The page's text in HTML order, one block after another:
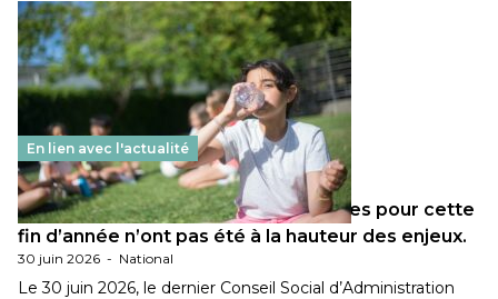
En lien avec l'actualité
Les décisions ministérielles attendues pour cette
fin d’année n’ont pas été à la hauteur des enjeux.
30 juin 2026 - National
Le 30 juin 2026, le dernier Conseil Social d’Administration